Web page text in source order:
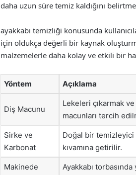
daha uzun süre temiz kaldığını
ayakkabı temizliği konusunda
için oldukça değerli bir kaynak
malzemelerle daha kolay ve etkili bir
Yöntem Açıklama
Diş Macunu
Lekeleri çıkarmak
macunları tercih
Sirke ve
Karbonat
Doğal bir temizleyici
kıvamına getirilir.
Makinede
Ayakkabı